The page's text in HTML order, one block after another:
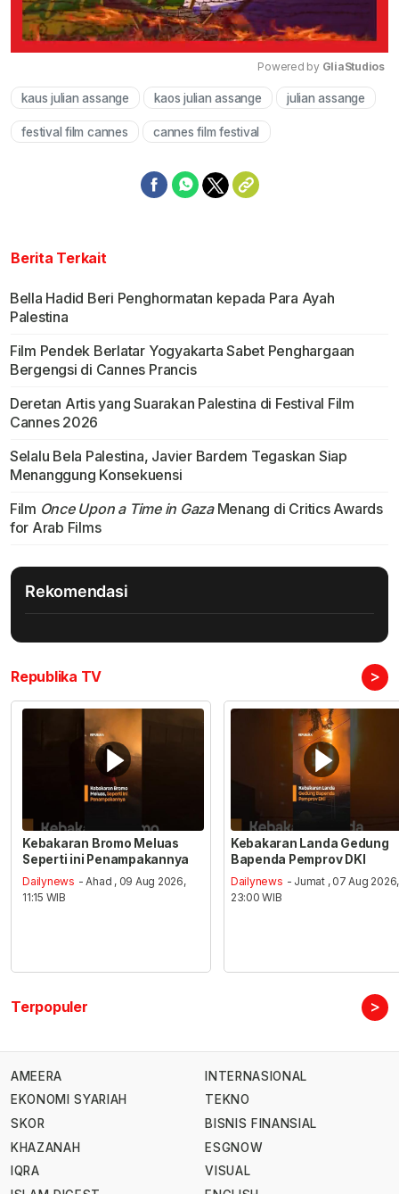
Mute
Powered by GliaStudios
kaus julian assange kaos julian assange julian assange
festival film cannes cannes film festival
Berita Terkait
Bella Hadid Beri Penghormatan kepada Para Ayah
Palestina
Film Pendek Berlatar Yogyakarta Sabet Penghargaan
Bergengsi di Cannes Prancis
Deretan Artis yang Suarakan Palestina di Festival Film
Cannes 2026
Selalu Bela Palestina, Javier Bardem Tegaskan Siap
Menanggung Konsekuensi
Film Once Upon a Time in GazaMenang di Critics Awards
for Arab Films
Rekomendasi
Republika TV >
Kebakaran Bromo Meluas
Seperti ini Penampakannya
Dailynews - Ahad , 09 Aug 2026,
11:15 WIB
Kebakaran Landa Gedung
Bapenda Pemprov DKI
Dailynews - Jumat , 07 Aug 2026,
23:00 WIB
Terpopuler >
AMEERA
EKONOMI SYARIAH
SKOR
KHAZANAH
IQRA
INTERNASIONAL
TEKNO
BISNIS FINANSIAL
ESGNOW
VISUAL